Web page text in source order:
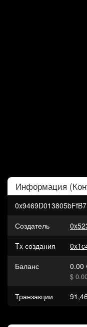
Информация (
Создатель
Tx создания
Баланс
0.00
$
Транзакции